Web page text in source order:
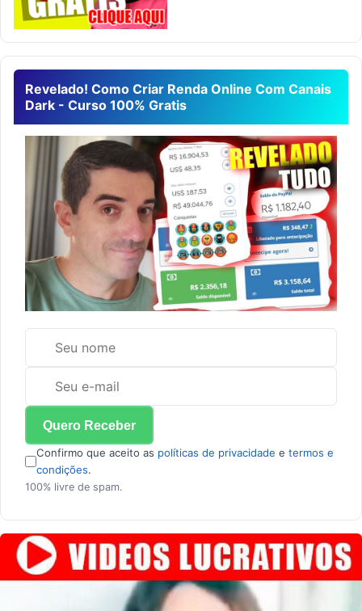
Revelado! Como Criar Renda Online Com Canais
Dark - Curso 100% Gratis
Confirmo que aceito as políticas de privacidade e termos e
condições.
100% livre de spam.